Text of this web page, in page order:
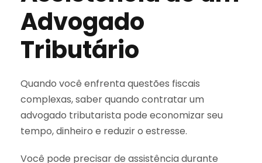
Advogado
Tributário
Quando você enfrenta questões fiscais
complexas, saber quando contratar um
advogado tributarista pode economizar seu
tempo, dinheiro e reduzir o estresse.
Você pode precisar de assistência durante